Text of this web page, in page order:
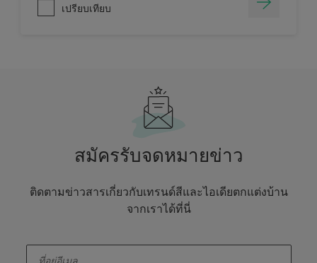
เปรียบเทียบ
สมัครรับจดหมายข่าว
ติดตามข่าวสารเกี่ยวกับเทรนด์สีและไอเดียตกแต่งบ้าน
จากเราได้ที่นี่